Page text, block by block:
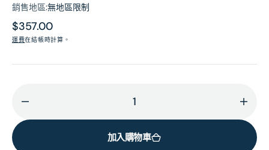
銷售地區:無地區限制
原
價
$357.00
運費在結帳時計算。
增
加
加入購物車